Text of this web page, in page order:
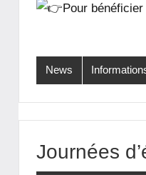
Pour
News
Journées